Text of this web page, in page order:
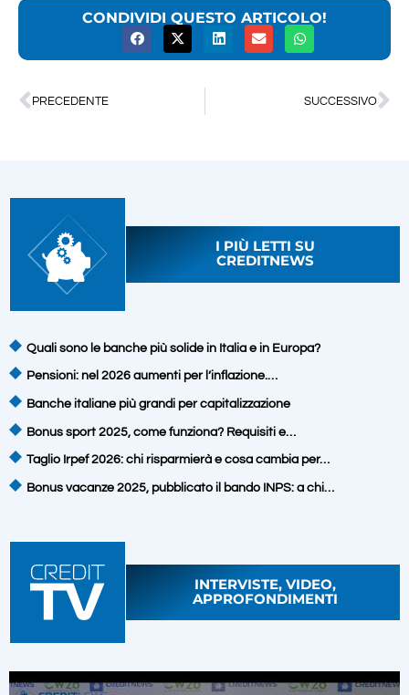
CONDIVIDI QUESTO ARTICOLO!
PRECEDENTE SUCCESSIVO
I PIÙ LETTI SU
CREDITNEWS
Quali sono le banche più solide in Italia e in Europa?
Pensioni: nel 2026 aumenti per l’inflazione.…
Banche italiane più grandi per capitalizzazione
Bonus sport 2025, come funziona? Requisiti e…
Taglio Irpef 2026: chi risparmierà e cosa cambia per…
Bonus vacanze 2025, pubblicato il bando INPS: a chi…
INTERVISTE, VIDEO,
APPROFONDIMENTI